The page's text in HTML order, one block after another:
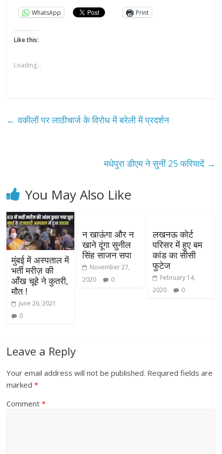
WhatsApp Print
Like this:
Loading...
← वकीलों पर लाठीचार्ज के विरोध में बरेली में प्रदर्शन
मधेपुरा डीएम ने सुनीं 25 फरियादें →
You May Also Like
मुंबई में अस्पताल में
भर्ती मरीज़ की
आँख चूहे ने कुतरी,
मौत !
June 26, 2021
0
न खाऊंगा और न
खाने दूंगा सुनील
सिंह साजन सपा
November 27,
2020
0
लखनऊ कोर्ट
परिसर में हुए बम
कांड का सीसी
फुटेज
February 14,
2020
0
Leave a Reply
Your email address will not be published. Required fields are
marked*
Comment*